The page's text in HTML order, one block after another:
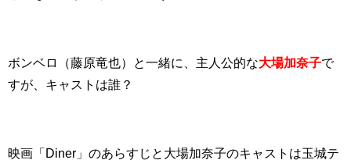
ボンベロ（藤原竜也）と一緒に、主人公的な大場加奈子で
すが、キャストは誰？
映画「Diner」のあらすじと大場加奈子のキャストは玉城テ